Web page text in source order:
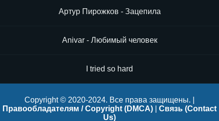
Артур Пирожков - Зацепила
Anivar - Любимый человек
I tried so hard
Copyright © 2020-2024. Все права защищены. |
Правообладателям / Copyright (DMCA)
Связь (Contact
Us)